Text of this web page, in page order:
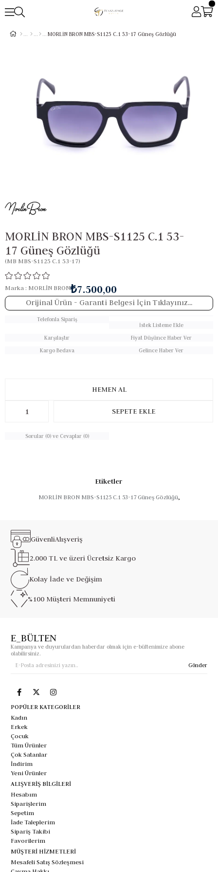
MORLİN BRON MBS-S1125 C.1 53-17 Güneş Gözlüğü
MORLİN BRON MBS-S1125 C.1 53-
17 Güneş Gözlüğü
(MB MBS-S1125 C.1 53-17)
Marka : MORLİN BRON₺7.500,00
Orijinal Ürün - Garanti Belgesi İçin Tıklayınız...
Telefonla Sipariş
İstek Listeme Ekle
Karşılaştır
Fiyat Düşünce Haber Ver
Kargo Bedava
Gelince Haber Ver
Sorular (0) ve Cevaplar (0)
Etiketler
MORLİN BRON MBS-S1125 C.1 53-17 Güneş Gözlüğü,
GüvenliAlışveriş
2.000 TL ve üzeriÜcretsiz Kargo
Kolay İade ve Değişim
%100 Müşteri Memnuniyeti
E_BÜLTEN
Kampanya ve duyurulardan haberdar olmak için e-bültenimize abone
olabilirsiniz.
Gönder
POPÜLER KATEGORİLER
Kadın
Erkek
Çocuk
Tüm Ürünler
Çok Satanlar
İndirim
Yeni Ürünler
ALIŞVERİŞ BİLGİLERİ
Hesabım
Siparişlerim
Sepetim
İade Taleplerim
Sipariş Takibi
Favorilerim
MÜŞTERİ HİZMETLERİ
Mesafeli Satış Sözleşmesi